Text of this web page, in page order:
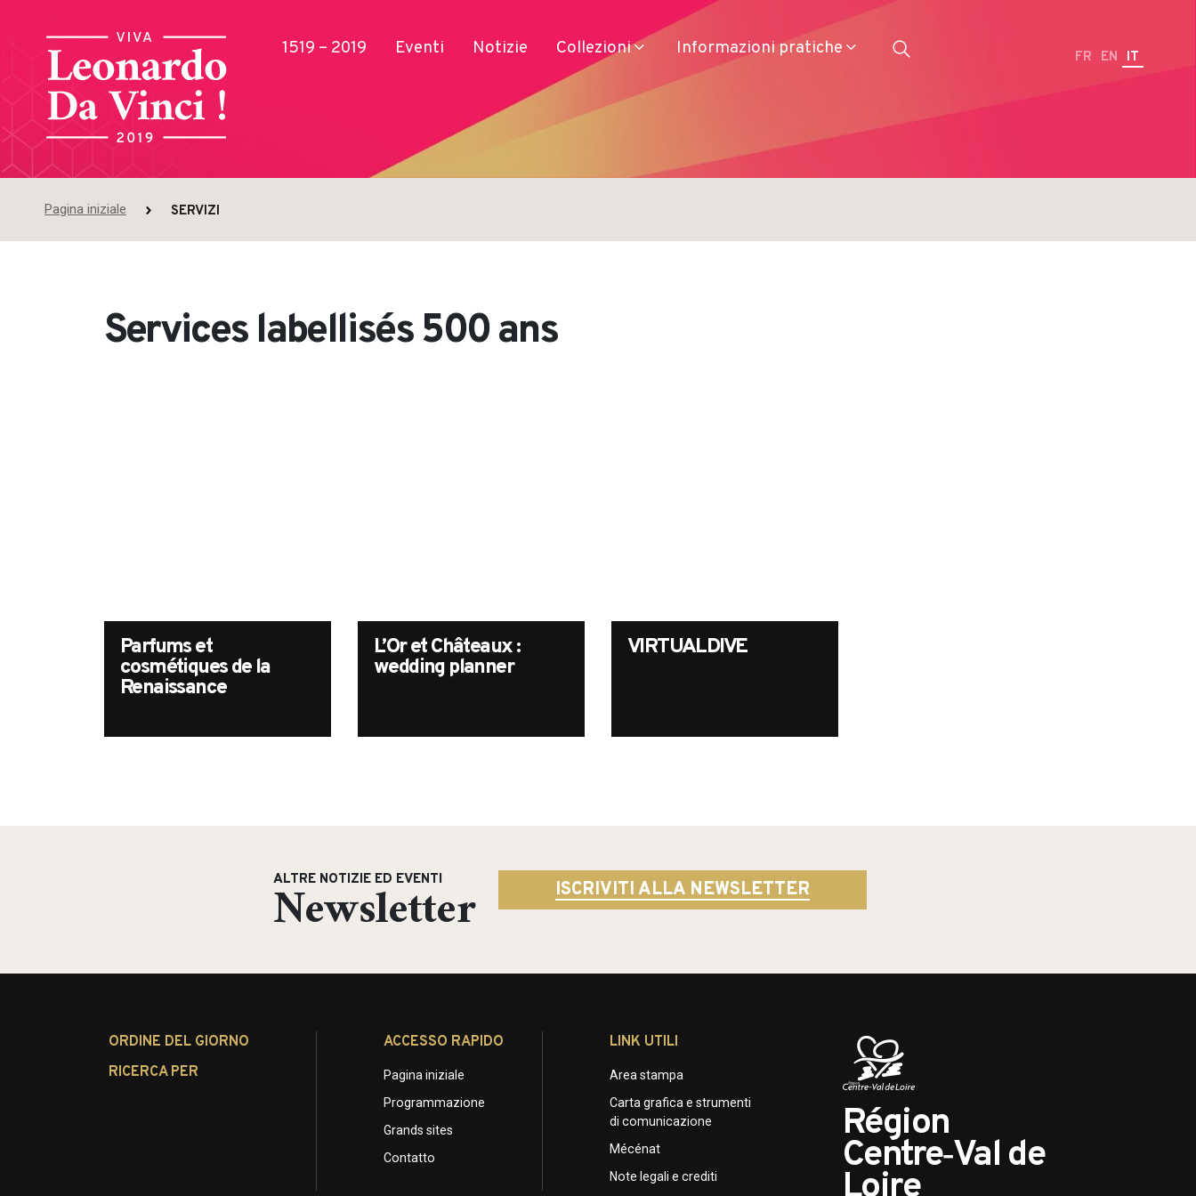
1519 – 2019 Eventi Notizie Collezioni Informazioni pratiche FR EN IT
Pagina iniziale SERVIZI
Services labellisés 500 ans
Parfums et
cosmétiques de la
Renaissance
L’Or et Châteaux :
wedding planner
VIRTUALDIVE
ALTRE NOTIZIE ED EVENTI
Newsletter ISCRIVITI ALLA NEWSLETTER
ORDINE DEL GIORNO
RICERCA PER
ACCESSO RAPIDO
Pagina iniziale
Programmazione
Grands sites
Contatto
LINK UTILI
Area stampa
Carta grafica e strumenti
di comunicazione
Mécénat
Note legali e crediti
Région
Centre‑Val de